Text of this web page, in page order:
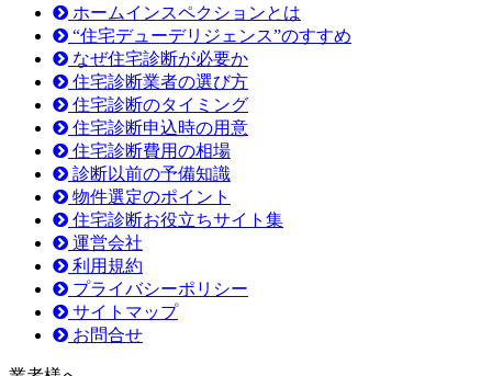
ホームインスペクションとは
“住宅デューデリジェンス”のすすめ
なぜ住宅診断が必要か
住宅診断業者の選び方
住宅診断のタイミング
住宅診断申込時の用意
住宅診断費用の相場
診断以前の予備知識
物件選定のポイント
住宅診断お役立ちサイト集
運営会社
利用規約
プライバシーポリシー
サイトマップ
お問合せ